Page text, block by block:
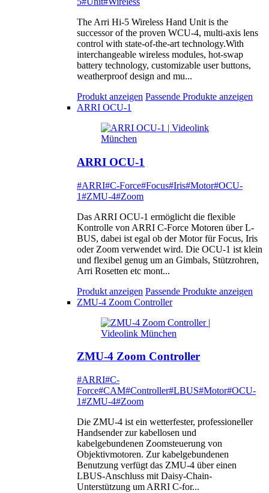
The Arri Hi-5 Wireless Hand Unit is the
successor of the proven WCU-4, multi-axis lens
control with state-of-the-art technology.With
interchangeable wireless modules, hot-swap
battery technology, customizable user buttons,
weatherproof design and mu...
Produkt anzeigen Passende Produkte anzeigen
ARRI OCU-1
ARRI OCU-1
#ARRI#C-Force#Focus#Iris#Motor#OCU-
1#ZMU-4#Zoom
Das ARRI OCU-1 ermöglicht die flexible
Kontrolle von ARRI C-Force Motoren über L-
BUS, dabei ist egal ob der Motor für Focus, Iris
oder Zoom verwendet wird. Die OCU-1 ist klein
und flexibel genug um an Gimbals, Stützrohren,
Arri Rosetten etc mont...
Produkt anzeigen Passende Produkte anzeigen
ZMU-4 Zoom Controller
ZMU-4 Zoom Controller
#ARRI#C-
Force#CAM#Controller#LBUS#Motor#OCU-
1#ZMU-4#Zoom
Die ZMU-4 ist ein wetterfester, professioneller
Handsender zur kabellosen und
kabelgebundenen Zoomsteuerung von
Objektivmotoren. Zur kabelgebundenen
Benutzung verfügt das ZMU-4 über einen
LBUS-Anschluss mit Daisy-Chain-
Unterstützung um ARRI C-for...